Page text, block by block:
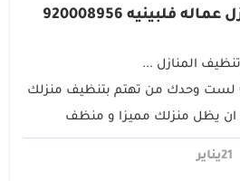
فلبينيه 920008956
المنازل ...
920008956 , 0503152005 لست وحدك من تهتم بتنظيف منزلك
يظل منزلك مميزا و منظف
21يناير